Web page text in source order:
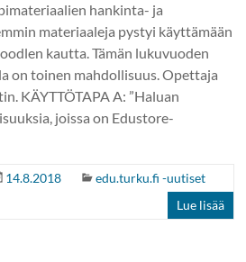
hankinta- ja
materiaaleja pystyi käyttämään
kautta. Tämän lukuvuoden
on toinen mahdollisuus. Opettaja
KÄYTTÖTAPA A: ”Haluan
joissa on Edustore-
14.8.2018
edu.turku.fi -uutiset
Lue lisää